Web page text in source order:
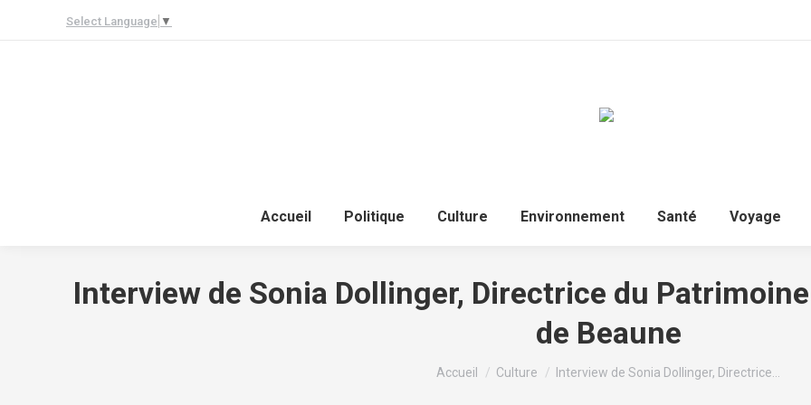
Select Language ▼
Accueil
Politique Culture Environnement Santé Voyage
Interview de Sonia Dollinger, Directrice du
de Beaune
Vous êtes ici :
Accueil Culture Interview de Sonia Dollinger, Directrice…